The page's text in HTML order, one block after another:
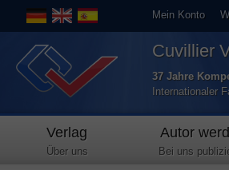
Mein Konto
Cuvillier
37 Jahre
Internationaler
Verlag
Über uns
Autor
Bei uns